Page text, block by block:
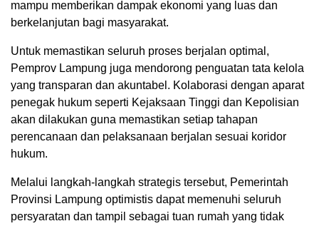
mampu memberikan dampak ekonomi yang luas dan
berkelanjutan bagi masyarakat.
Untuk memastikan seluruh proses berjalan optimal,
Pemprov Lampung juga mendorong penguatan tata kelola
yang transparan dan akuntabel. Kolaborasi dengan aparat
penegak hukum seperti Kejaksaan Tinggi dan Kepolisian
akan dilakukan guna memastikan setiap tahapan
perencanaan dan pelaksanaan berjalan sesuai koridor
hukum.
Melalui langkah-langkah strategis tersebut, Pemerintah
Provinsi Lampung optimistis dapat memenuhi seluruh
persyaratan dan tampil sebagai tuan rumah yang tidak